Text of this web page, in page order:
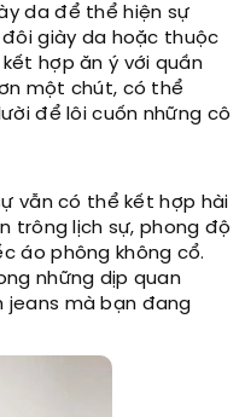
da để thể hiện sự
giày da hoặc thuộc
hợp ăn ý với quần
một chút, có thể
để lôi cuốn những cô
vẫn có thể kết hợp hài
trông lịch sự, phong độ
áo phông không cổ.
những dịp quan
jeans mà bạn đang